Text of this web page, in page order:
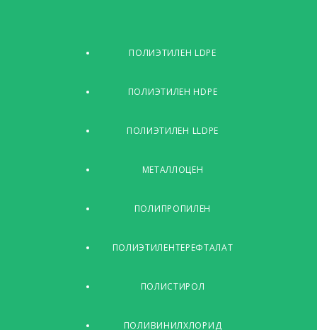
ПОЛИЭТИЛЕН LDPE
ПОЛИЭТИЛЕН HDPE
ПОЛИЭТИЛЕН LLDPE
МЕТАЛЛОЦЕН
ПОЛИПРОПИЛЕН
ПОЛИЭТИЛЕНТЕРЕФТАЛАТ
ПОЛИСТИРОЛ
ПОЛИВИНИЛХЛОРИД